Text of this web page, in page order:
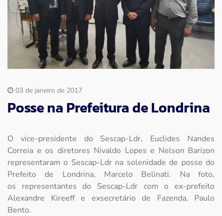
Imprensa
Contato
03 de janeiro de 2017
Posse na Prefeitura de Londrina
O vice-presidente do Sescap-Ldr, Euclides Nandes
Correia e os diretores Nivaldo Lopes e Nelson Barizon
representaram o Sescap-Ldr na solenidade de posse do
Prefeito de Londrina, Marcelo Belinati. Na foto,
os representantes do Sescap-Ldr com o ex-prefeito
Alexandre Kireeff e exsecretário de Fazenda, Paulo
Bento.